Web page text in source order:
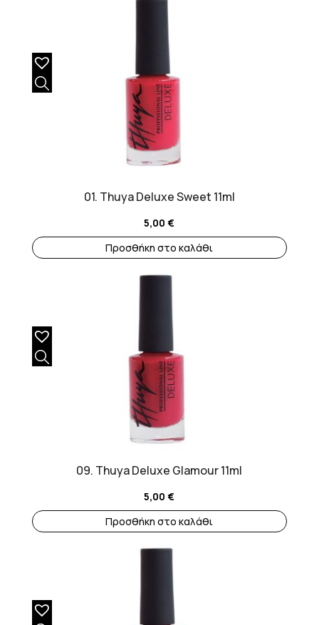
01. Thuya Deluxe Sweet 11ml
5,00€
Προσθήκη στο καλάθι
09. Thuya Deluxe Glamour 11ml
5,00€
Προσθήκη στο καλάθι